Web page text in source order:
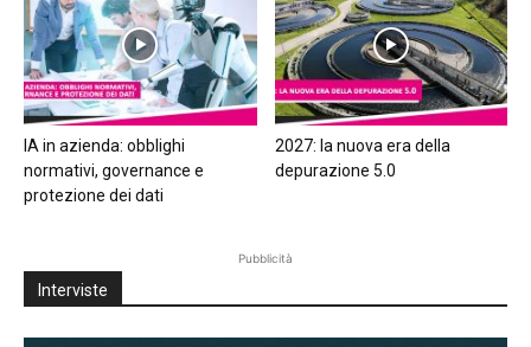
IA in azienda: obblighi
normativi, governance e
protezione dei dati
2027: la nuova era della
depurazione 5.0
Pubblicità
Interviste